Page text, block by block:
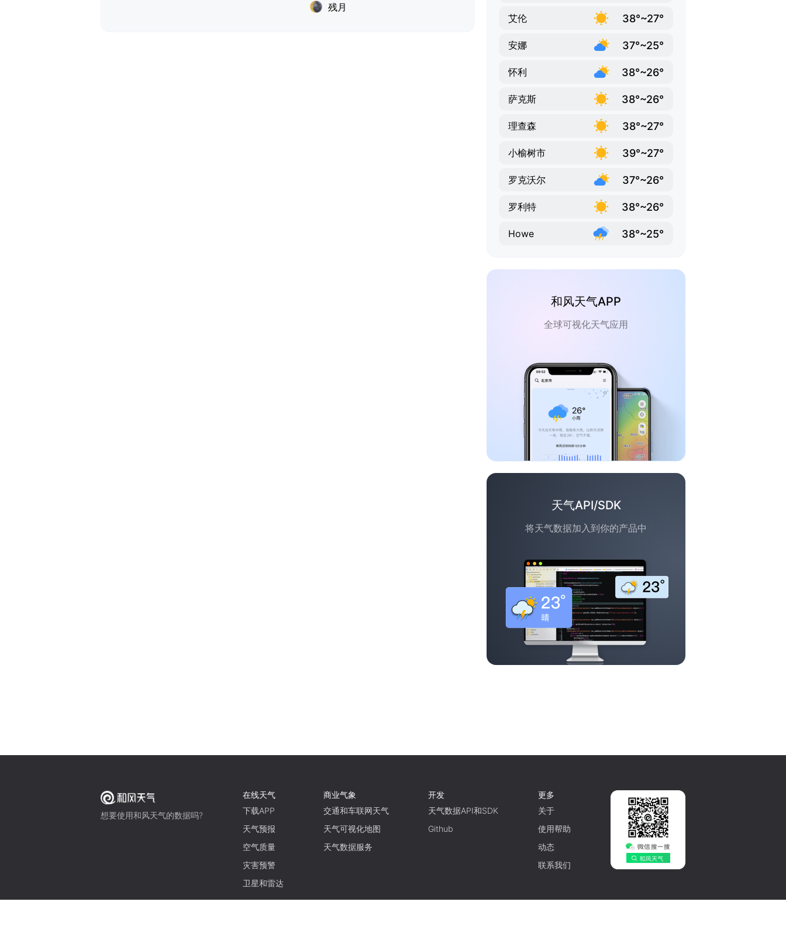
残月
艾伦 38°~27°
安娜 37°~25°
怀利 38°~26°
萨克斯 38°~26°
理查森 38°~27°
小榆树市 39°~27°
罗克沃尔 37°~26°
罗利特 38°~26°
Howe 38°~25°
和风天气APP
全球可视化天气应用
天气API/SDK
将天气数据加入到你的产品中
想要使用和风天气的数据吗?
在线天气
下载APP
天气预报
空气质量
灾害预警
卫星和雷达
商业气象
交通和车联网天气
天气可视化地图
天气数据服务
开发
天气数据API和SDK
Github
更多
关于
使用帮助
动态
联系我们